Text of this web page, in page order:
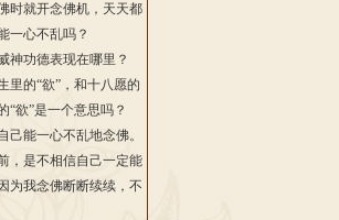
时就开念佛机，天天都
一心不乱吗？
神功德表现在哪里？
里的“欲”，和十八愿的
“欲”是一个意思吗？
己能一心不乱地念佛。
，是不相信自己一定能
为我念佛断断续续，不